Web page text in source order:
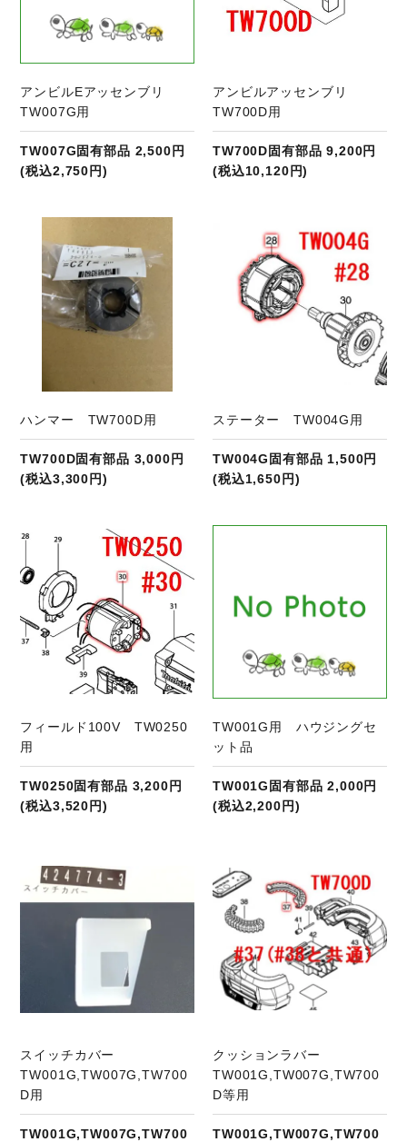
アンビルEアッセンブリ
TW007G用
TW007G固有部品 2,500円
(税込2,750円)
アンビルアッセンブリ
TW700D用
TW700D固有部品 9,200円
(税込10,120円)
ハンマー TW700D用
TW700D固有部品 3,000円
(税込3,300円)
ステーター TW004G用
TW004G固有部品 1,500円
(税込1,650円)
フィールド100V TW0250
用
TW0250固有部品 3,200円
(税込3,520円)
TW001G用 ハウジングセ
ット品
TW001G固有部品 2,000円
(税込2,200円)
商品ページへ
スイッチカバー
TW001G,TW007G,TW700
D用
TW001G,TW007G,TW700
クッションラバー
TW001G,TW007G,TW700
D等用
TW001G,TW007G,TW700